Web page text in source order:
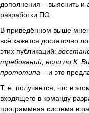
дополнения – выяснить и
разработки ПО.
В приведённом выше
всё кажется достаточно
этих публикаций:
требований, если по К.
прототипа – и это
Т. е. получается, что в
входящего в команду
программная система в